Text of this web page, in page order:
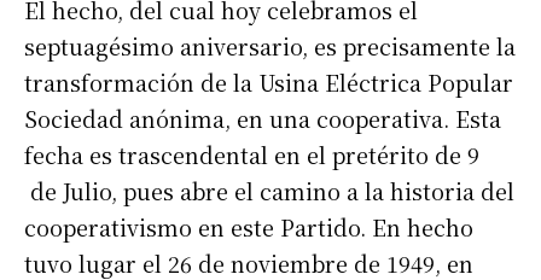
El hecho, del cual hoy celebramos el
septuagésimo aniversario, es precisamente la
transformación de la Usina Eléctrica Popular
Sociedad anónima, en una cooperativa. Esta
fecha es trascendental en el pretérito de 9
de Julio, pues abre el camino a la historia del
cooperativismo en este Partido. En hecho
tuvo lugar el 26 de noviembre de 1949, en